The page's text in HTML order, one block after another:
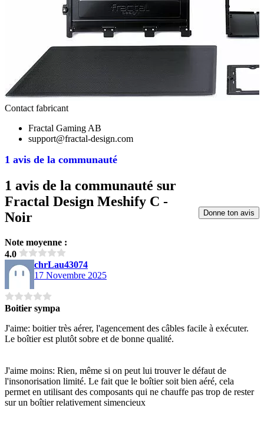
1 avis de la communauté
Contact fabricant
Fractal Gaming AB
support@fractal-design.com
1 avis de la communauté sur
Fractal Design Meshify C -
Noir
Note moyenne :
4.0
Donne ton avis
chrLau43074
17 Novembre 2025
Boitier sympa
J'aime: boitier très aérer, l'agencement des câbles facile à exécuter.
Le boîtier est plutôt sobre et de bonne qualité.
J'aime moins: Rien, même si on peut lui trouver le défaut de
l'insonorisation limité. Le fait que le boîtier soit bien aéré, cela
permet en utilisant des composants qui ne chauffe pas trop de rester
sur un boîtier relativement simencieux